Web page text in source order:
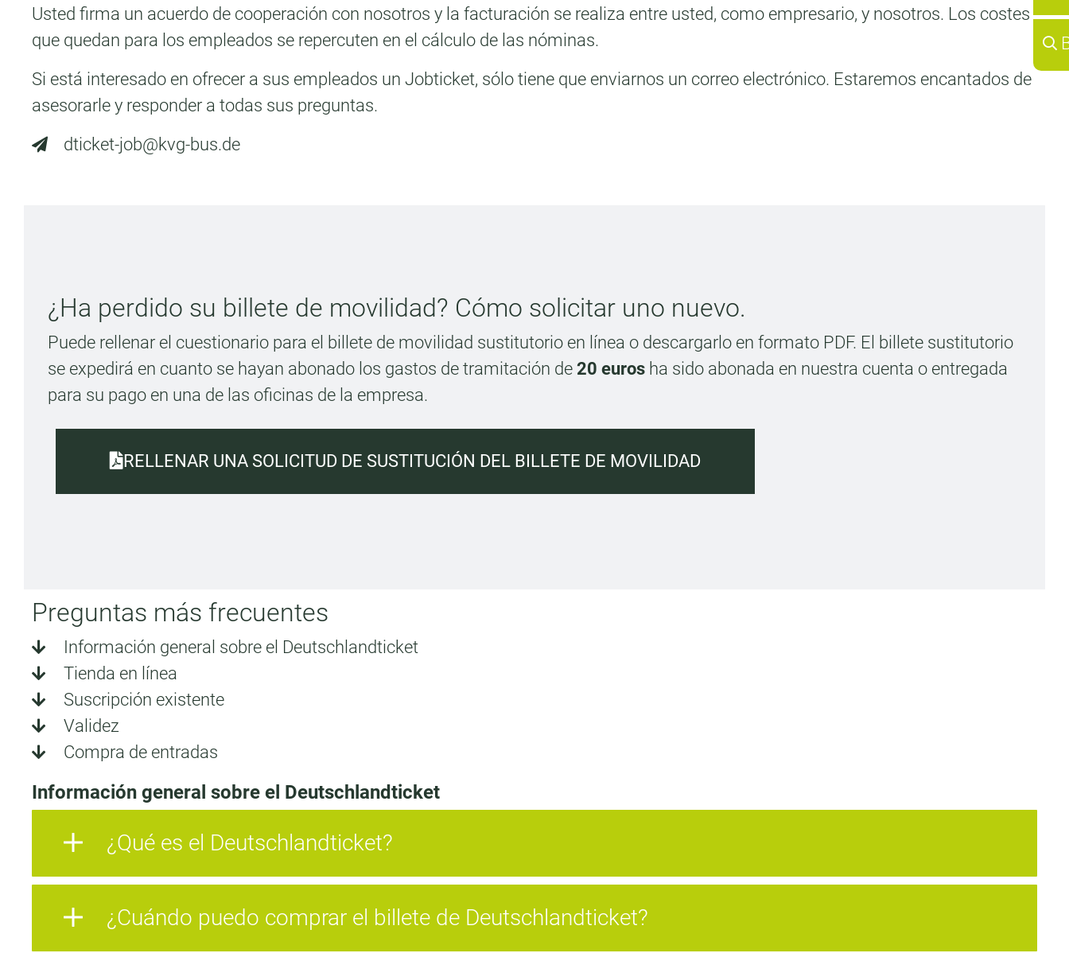
Usted firma un acuerdo de cooperación con nosotros y la facturación se realiza entre usted, como empresario, y nosotros. Los costes
que quedan para los empleados se repercuten en el cálculo de las nóminas.
Si está interesado en ofrecer a sus empleados un Jobticket, sólo tiene que enviarnos un correo electrónico. Estaremos encantados de
asesorarle y responder a todas sus preguntas.
dticket-job@kvg-bus.de
¿Ha perdido su billete de movilidad? Cómo solicitar uno nuevo.
Puede rellenar el cuestionario para el billete de movilidad sustitutorio en línea o descargarlo en formato PDF. El billete sustitutorio
se expedirá en cuanto se hayan abonado los gastos de tramitación de 20 euros ha sido abonada en nuestra cuenta o entregada
para su pago en una de las oficinas de la empresa.
RELLENAR UNA SOLICITUD DE SUSTITUCIÓN DEL BILLETE DE MOVILIDAD
Preguntas más frecuentes
Información general sobre el Deutschlandticket
Tienda en línea
Suscripción existente
Validez
Compra de entradas
Información general sobre el Deutschlandticket
¿Qué es el Deutschlandticket?
¿Cuándo puedo comprar el billete de Deutschlandticket?